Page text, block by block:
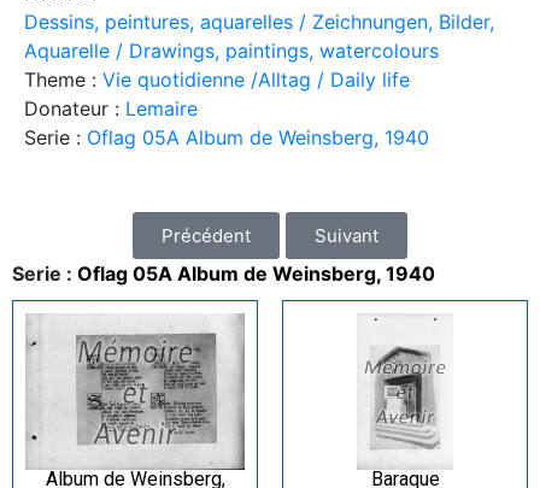
Dessins, peintures, aquarelles / Zeichnungen, Bilder,
Aquarelle / Drawings, paintings, watercolours
Theme : Vie quotidienne /Alltag / Daily life
Donateur : Lemaire
Serie : Oflag 05A Album de Weinsberg, 1940
Précédent Suivant
Serie : Oflag 05A Album de Weinsberg, 1940
Album de Weinsberg,
Baraque